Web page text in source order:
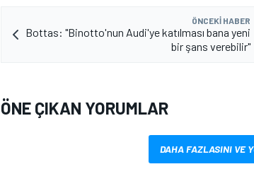
MOTOSİKLET
ÖNCEKI HABER
Bottas: "Binotto'nun Audi'ye katılması bana yeni
bir şans verebilir"
ÖNE ÇIKAN YORUMLAR
DAHA FAZLASINI VE